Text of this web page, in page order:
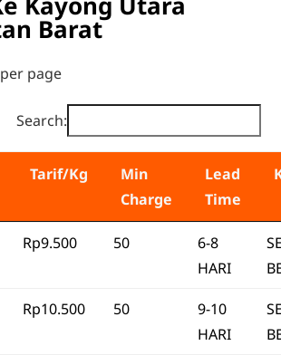
Barat
page
Search:
Tarif/Kg
Min
Charge
Lead
Time
Rp9.500 50
6-8
HARI
Rp10.500 50
9-10
HARI